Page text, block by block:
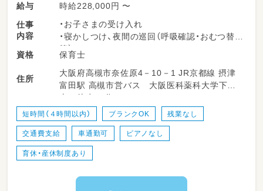
給与
時給228,000円 〜
仕事
内容
・お子さまの受け入れ
・寝かしつけ、夜間の巡回（呼吸確認・おむつ替え
等）
・急な体調変化時の対応（保護者と連携）
・着替え、食事補助等
・保育記録の記入/おもちゃの消毒など
資格 保育士
住所
大阪府高槻市奈佐原4－10－1 JR京都線 摂津
富田駅 高槻市営バス 大阪医科薬科大学下
車 徒歩15分
短時間（４時間以内） ブランクOK 残業なし
交通費支給 車通勤可 ピアノなし
育休・産休制度あり